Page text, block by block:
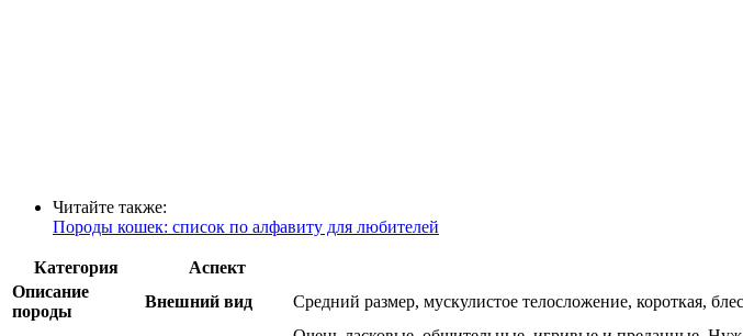
Читайте также:
Породы кошек: список по алфавиту для любителей
Категория Аспект
Описание
породы
Внешний вид Средний размер, мускулистое телосложение, короткая,